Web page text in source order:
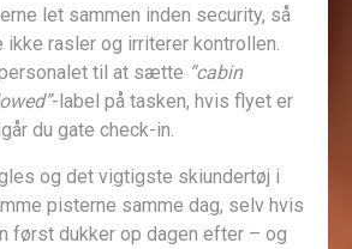
let sammen inden security, så
ikke rasler og irriterer kontrollen.
til at sætte “cabin
-label på tasken, hvis flyet er
du gate check-in.
og det vigtigste skiundertøj i
pisterne samme dag, selv hvis
først dukker op dagen efter – og